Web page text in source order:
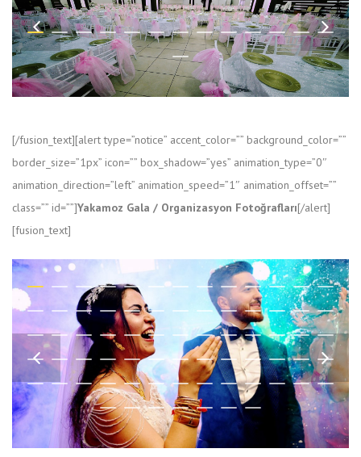
[/fusion_text][alert type=”notice” accent_color=”” background_color=””
border_size=”1px” icon=”” box_shadow=”yes” animation_type=”0″
animation_direction=”left” animation_speed=”1″ animation_offset=””
class=”” id=””]Yakamoz Gala / Organizasyon Fotoğrafları[/alert]
[fusion_text]